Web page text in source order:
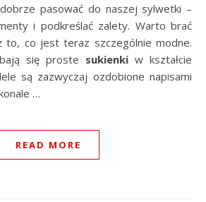
pasować do naszej sylwetki –
i podkreślać zalety. Warto brać
to, co jest teraz szczególnie modne.
się proste sukienki w kształcie
są zazwyczaj ozdobione napisami
…
READ MORE